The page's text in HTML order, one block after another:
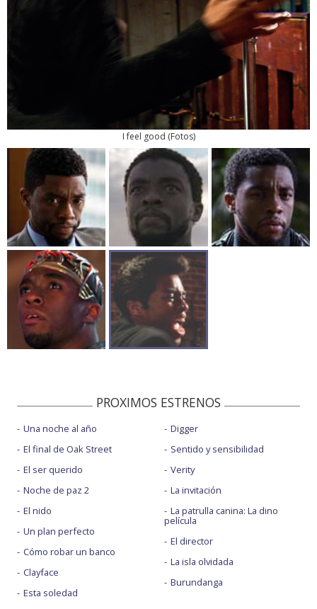
I feel good (Fotos)
PROXIMOS ESTRENOS
Una noche al año
El final de Oak Street
El ser querido
Noche de paz 2
El nido
Un plan perfecto
Cómo robar un banco
Clayface
Esta soledad
Digger
Sentido y sensibilidad
Verity
La invitación
La patrulla canina: La dino
película
El director
La isla olvidada
Burundanga